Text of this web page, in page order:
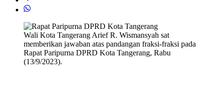
Wali Kota Tangerang Arief R. Wismansyah sat
memberikan jawaban atas pandangan fraksi-fraksi pada
Rapat Paripurna DPRD Kota Tangerang, Rabu
(13/9/2023).